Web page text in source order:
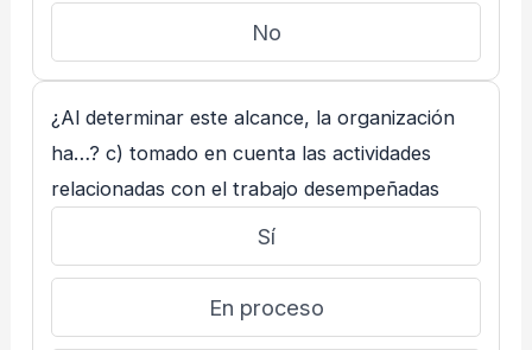
No
¿Al determinar este alcance, la organización
ha…? c) tomado en cuenta las actividades
relacionadas con el trabajo desempeñadas
Sí
En proceso